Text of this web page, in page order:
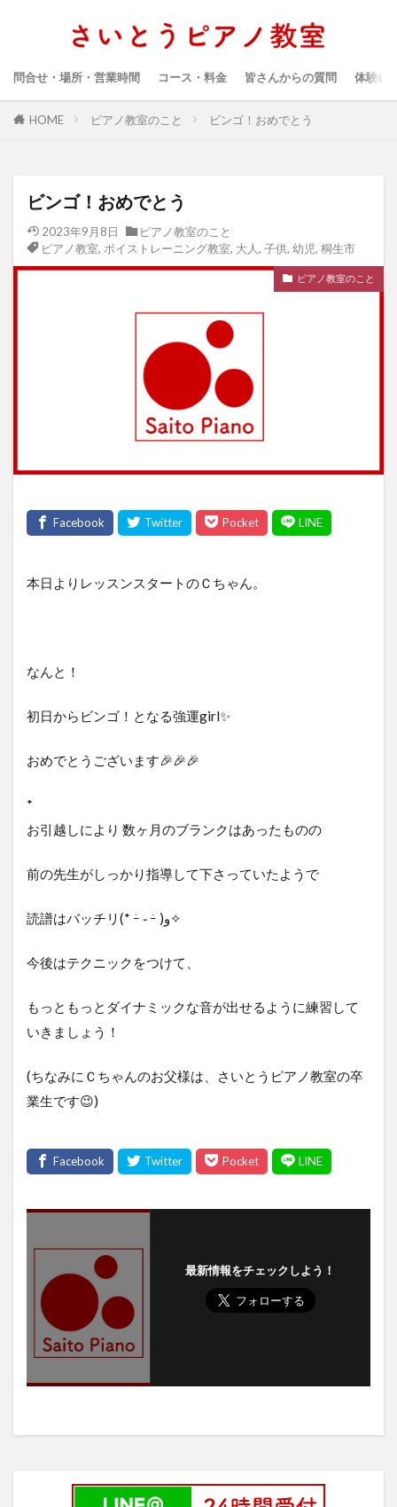
問合せ・場所・営業時間 コース・料金 皆さんからの質問 体験レ
HOME ピアノ教室のこと ビンゴ！おめでとう
ビンゴ！おめでとう
2023年9月8日
ピアノ教室のこと
ピアノ教室, ボイストレーニング教室, 大人, 子供, 幼児, 桐生市
ピアノ教室のこと
本日よりレッスンスタートのＣちゃん。
なんと！
初日からビンゴ！となる強運girl✨
おめでとうございます🎉🎉🎉
*
お引越しにより 数ヶ月のブランクはあったものの
前の先生がしっかり指導して下さっていたようで
読譜はバッチリ(* ｰ̀ ֊ ｰ́ )و✧
今後はテクニックをつけて、
もっともっとダイナミックな音が出せるように練習して
いきましょう！
(ちなみにＣちゃんのお父様は、さいとうピアノ教室の卒
業生です😉)
最新情報をチェックしよう！